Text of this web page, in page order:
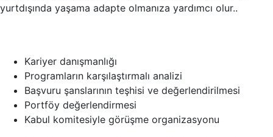
yurtdışında yaşama adapte olmanıza yardımcı olur..
Kariyer danışmanlığı
Programların karşılaştırmalı analizi
Başvuru şanslarının teşhisi ve değerlendirilmesi
Portföy değerlendirmesi
Kabul komitesiyle görüşme organizasyonu